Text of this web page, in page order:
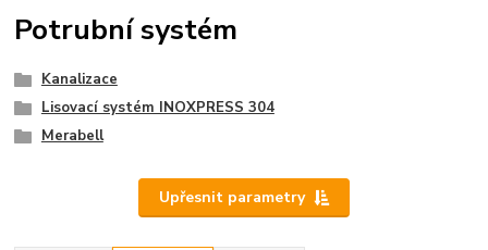
Potrubní systém
Kanalizace
Lisovací systém INOXPRESS 304
Merabell
Upřesnit parametry